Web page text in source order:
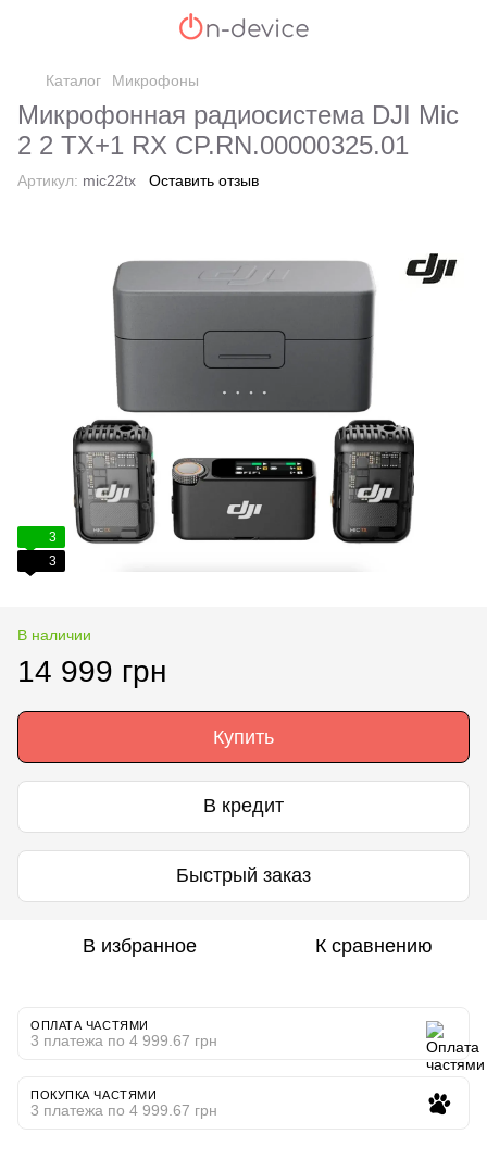
Каталог Микрофоны
Микрофонная радиосистема DJI Mic
2 2 TX+1 RX CP.RN.00000325.01
Артикул: mic22tx Оставить отзыв
3
3
В наличии
14 999 грн
Купить
В кредит
Быстрый заказ
В избранное К сравнению
ОПЛАТА ЧАСТЯМИ
3 платежа по 4 999.67 грн
ПОКУПКА ЧАСТЯМИ
3 платежа по 4 999.67 грн